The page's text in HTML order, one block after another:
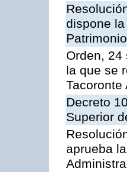
dispone
Orden, 24
la que se
Tacoronte
Decreto
Superior
aprueba